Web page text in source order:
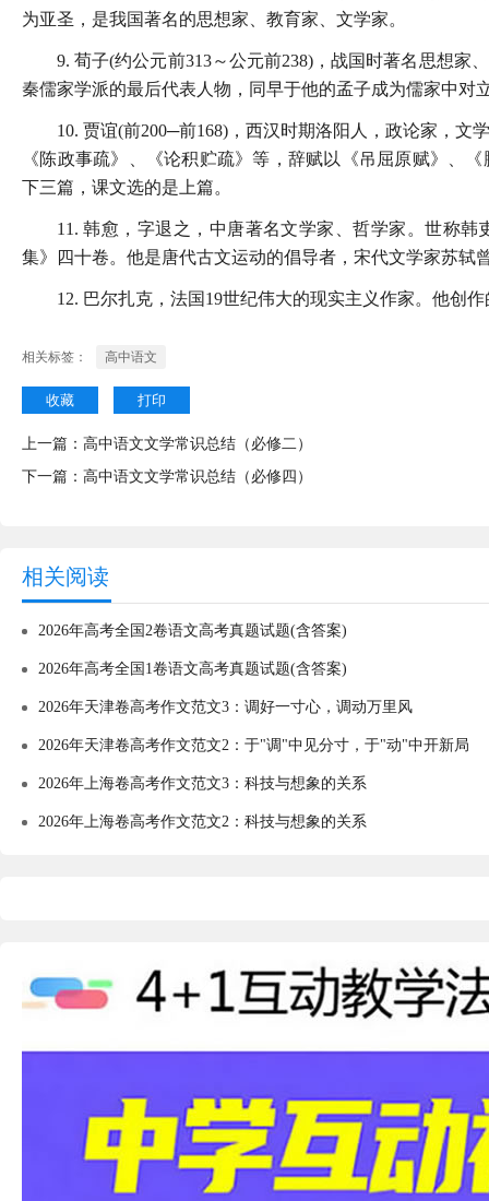
为亚圣，是我国著名的思想家、教育家、文学家。
9. 荀子(约公元前313～公元前238)，战国时著名思想
秦儒家学派的最后代表人物，同早于他的孟子成为儒家中对
10. 贾谊(前200─前168)，西汉时期洛阳人，政论家，
《陈政事疏》、《论积贮疏》等，辞赋以《吊屈原赋》、
下三篇，课文选的是上篇。
11. 韩愈，字退之，中唐著名文学家、哲学家。世称
集》四十卷。他是唐代古文运动的倡导者，宋代文学家苏轼
12. 巴尔扎克，法国19世纪伟大的现实主义作家。他创
相关标签： 高中语文
收藏 打印
上一篇： 高中语文文学常识总结（必修二）
下一篇： 高中语文文学常识总结（必修四）
相关阅读
2026年高考全国2卷语文高考真题试题(含答案)
2026年高考全国1卷语文高考真题试题(含答案)
2026年天津卷高考作文范文3：调好一寸心，调动万里风
2026年天津卷高考作文范文2：于"调"中见分寸，于"动"中开新局
2026年上海卷高考作文范文3：科技与想象的关系
2026年上海卷高考作文范文2：科技与想象的关系